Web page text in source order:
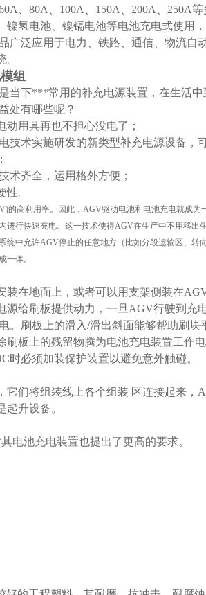
、80A、100A、150A、200A、250A
氢电池、镍镉电池等电池充电式使用
广泛应用于电力、铁路、通信、物流自
组
当下***常用的补充电源装置，在生活中
处有哪些呢？
用具再也不担心没电了；
术实施研发的新类型补充电源设备，
齐全，运用格外方便；
。
的高利用率。因此，AGV驱动电池和电池充电就成为
进行快速充电。这一技术使得AGV在生产中不用移出
统中允许AGV停止的任意地方（比如分段运输区、转
一体。
装在地面上，或者可以用支架侧装在
源给刷板提供动力，一旦AGV行驶到充
。刷板上的滑入/滑出斜面能够帮助刷块
刷板上的残留物腾为电池充电装置工作
时必须加装保护装置以避免意外触碰。
们将组装线上各个组装 区连接起来，
升设备。
电池充电装置也提出了更高的要求。